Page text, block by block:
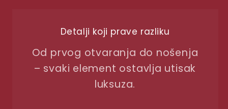
Detalji koji prave razliku
Od prvog otvaranja do nošenja
– svaki element ostavlja utisak
luksuza.